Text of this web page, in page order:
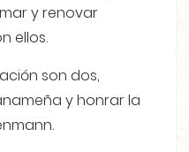
y renovar
ellos.
son dos,
y honrar la